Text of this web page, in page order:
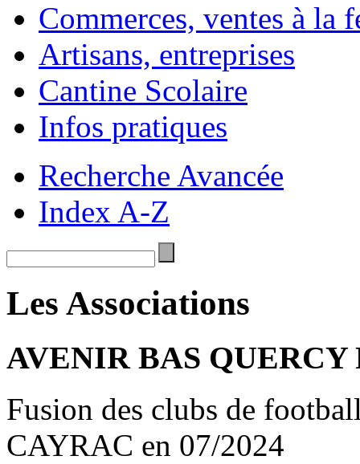
Commerces, ventes à la
Artisans, entreprises
Cantine Scolaire
Infos pratiques
Recherche Avancée
Index A-Z
Les Associations
AVENIR BAS QUERCY
Fusion des clubs de
CAYRAC en 07/2024